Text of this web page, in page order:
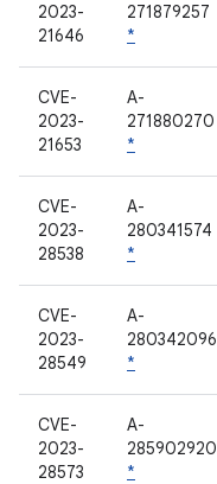
2023-
21646
271879257
*
CVE-
2023-
21653
A-
271880270
*
CVE-
2023-
28538
A-
280341574
*
CVE-
2023-
28549
A-
280342096
*
CVE-
2023-
28573
A-
285902920
*